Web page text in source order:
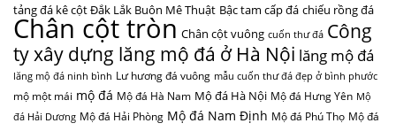
tảng đá kê cột Đắk Lắk Buôn Mê Thuật Bậc tam cấp đá chiếu rồng đá
Chân cột tròn Chân cột vuông cuốn thư đá Công
ty xây dựng lăng mộ đá ở Hà Nội lăng mộ đá
lăng mộ đá ninh bình Lư hương đá vuông mẫu cuốn thư đá đẹp ở bình phước
mộ một mái mộ đá Mộ đá Hà Nam Mộ đá Hà Nội Mộ đá Hưng Yên Mộ
đá Hải Dương Mộ đá Hải Phòng Mộ đá Nam Định Mộ đá Phú Thọ Mộ đá